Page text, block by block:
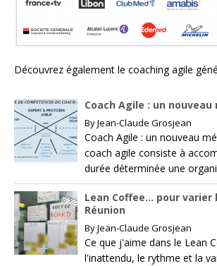
Découvrez également le coaching agile
Coach Agile : un
ByJean-Claude Grosjean
Coach Agile : un nouveau
coach agile consiste à
durée déterminée une
Lean Coffee… pour varier
Réunion
ByJean-Claude Grosjean
Ce que j'aime dans le Lean
l'inattendu, le rythme et la